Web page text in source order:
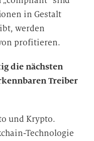
in Gestalt
werden
profitieren.
die nächsten
Treiber
und Krypto.
Technologie